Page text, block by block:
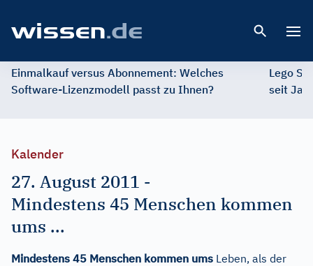
Einmalkauf versus Abonnement: Welches
Software-Lizenzmodell passt zu Ihnen?
Lego
seit
Kalender
27. August 2011 -
Mindestens 45 Menschen kommen
ums ...
Mindestens 45 Menschen kommen ums Leben, als der